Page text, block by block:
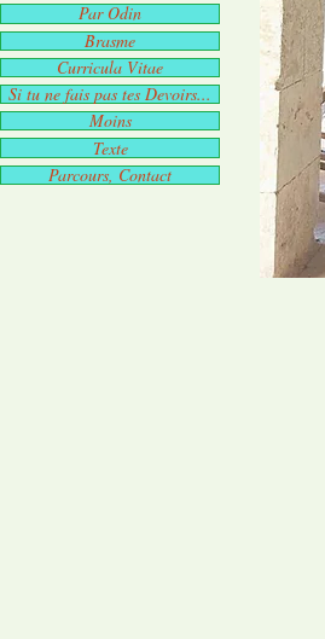
Par Odin
Brasme
Curricula Vitae
Si tu ne fais pas tes Devoirs...
Moins
Texte
Parcours, Contact